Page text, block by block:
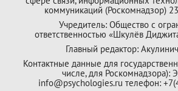
коммуникаций (Роскомнадзор)
Учредитель: Общество с
ответственностью «Шкулёв
Главный редактор:
Контактные данные для
числе, для Роскомнадзора):
info@psychologies.ru телефон: